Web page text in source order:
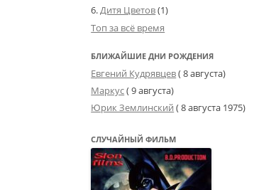
Дитя Цветов(1)
Топ за всё время
БЛИЖАЙШИЕ ДНИ РОЖДЕНИЯ
Евгений Кудрявцев( 8 августа)
Маркус( 9 августа)
Юрик Землинский (8 августа 1975)
СЛУЧАЙНЫЙ ФИЛЬМ